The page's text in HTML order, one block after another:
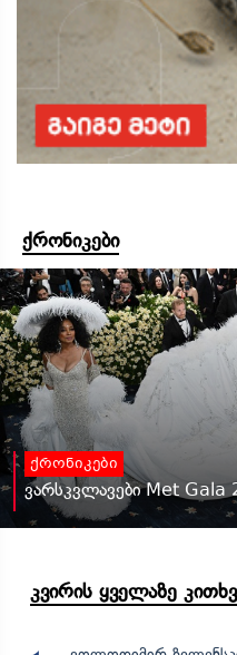
ქრონიკები
ქრონიკები
ვარსკვლავები Met
კვირის ყველაზე